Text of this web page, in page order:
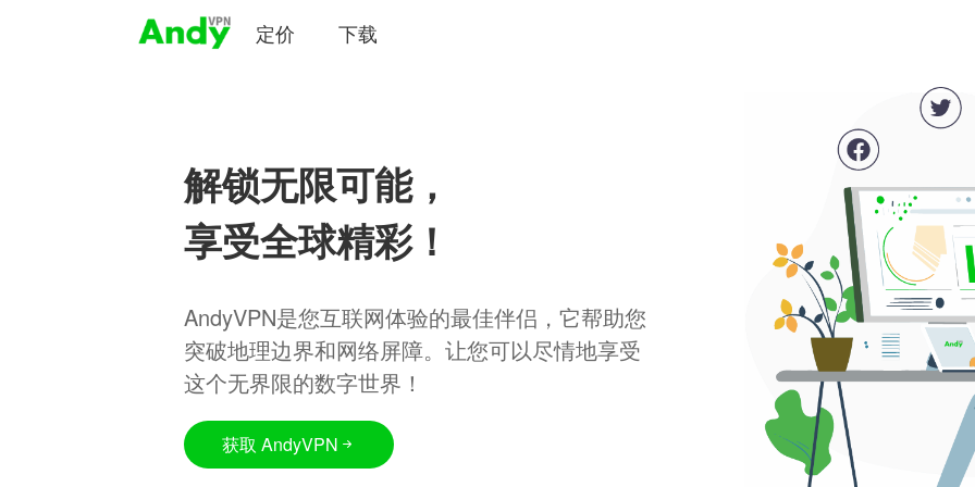
定价 下载
解锁无限可能，
享受全球精彩！
AndyVPN是您互联网体验的最佳伴侣，它帮助您
突破地理边界和网络屏障。让您可以尽情地享受
这个无界限的数字世界！
获取 AndyVPN